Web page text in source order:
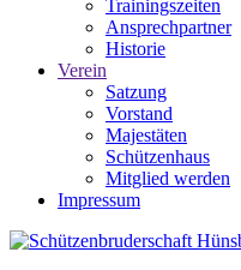
Trainingszeiten
Ansprechpartner
Historie
Verein
Satzung
Vorstand
Majestäten
Schützenhaus
Mitglied werden
Impressum